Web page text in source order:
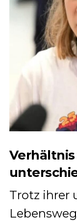
Verhältnis
Trotz ihrer